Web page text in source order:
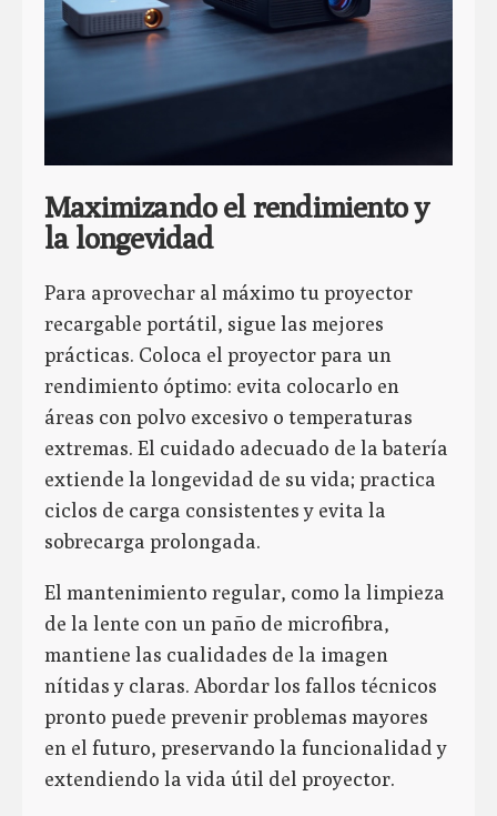
Maximizando el rendimiento y
la longevidad
Para aprovechar al máximo tu proyector
recargable portátil, sigue las mejores
prácticas. Coloca el proyector para un
rendimiento óptimo: evita colocarlo en
áreas con polvo excesivo o temperaturas
extremas. El cuidado adecuado de la batería
extiende la longevidad de su vida; practica
ciclos de carga consistentes y evita la
sobrecarga prolongada.
El mantenimiento regular, como la limpieza
de la lente con un paño de microfibra,
mantiene las cualidades de la imagen
nítidas y claras. Abordar los fallos técnicos
pronto puede prevenir problemas mayores
en el futuro, preservando la funcionalidad y
extendiendo la vida útil del proyector.